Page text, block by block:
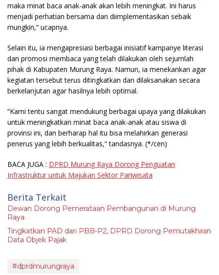
maka minat baca anak-anak akan lebih meningkat. Ini harus
menjadi perhatian bersama dan diimplementasikan sebaik
mungkin,” ucapnya.
Selain itu, ia mengapresiasi berbagai inisiatif kampanye literasi
dan promosi membaca yang telah dilakukan oleh sejumlah
pihak di Kabupaten Murung Raya. Namun, ia menekankan agar
kegiatan tersebut terus ditingkatkan dan dilaksanakan secara
berkelanjutan agar hasilnya lebih optimal.
“Kami tentu sangat mendukung berbagai upaya yang dilakukan
untuk meningkatkan minat baca anak-anak atau siswa di
provinsi ini, dan berharap hal itu bisa melahirkan generasi
penerus yang lebih berkualitas,” tandasnya. (*/cen)
BACA JUGA : DPRD Murung Raya Dorong Penguatan
Infrastruktur untuk Majukan Sektor Pariwisata
Berita Terkait
Dewan Dorong Pemerataan Pembangunan di Murung
Raya
Tingkatkan PAD dari PBB-P2, DPRD Dorong Pemutakhiran
Data Objek Pajak
#dprdmurungraya